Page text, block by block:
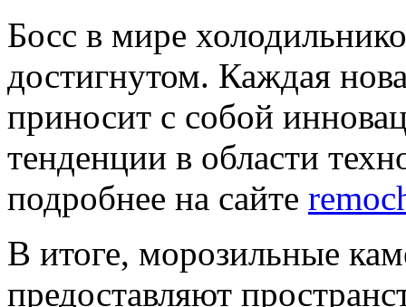
Босс в мире
достигнутом. Каждая
приносит с собой
тенденции в области
подробнее на сайте
В итоге, морозильные
предоставляют